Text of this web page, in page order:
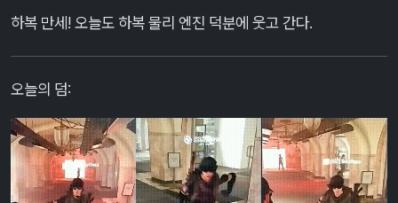
하복 만세! 오늘도 하복 물리 엔진 덕분에 웃고 간다.
오늘의 덤: